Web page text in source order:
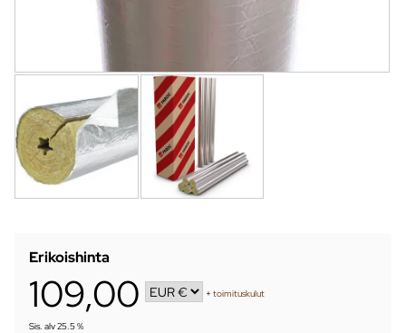
Erikoishinta
109,00 +toimituskulut
Sis. alv 25.5 %